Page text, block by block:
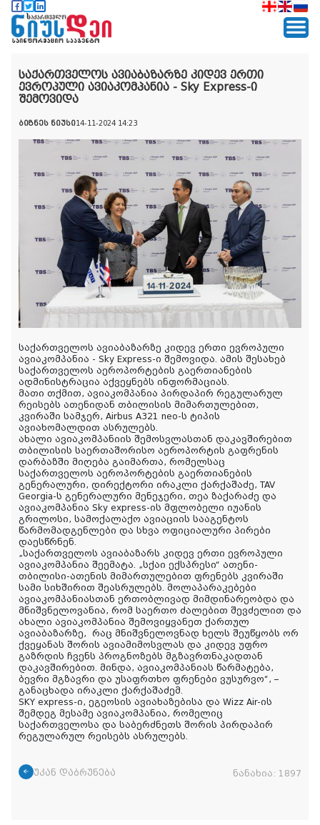
საქართველოს ავიაბაზარზე კიდევ ერთი
ევროპული ავიაკომპანია - Sky Express-ი
შემოვიდა
ბიზნეს ნიუსი14-11-2024 14:23
საქართველოს ავიაბაზარზე კიდევ ერთი ევროპული
ავიაკომპანია - Sky Express-ი შემოვიდა. ამის შესახებ
საქართველოს აეროპორტების გაერთიანების
ადმინისტრაცია აქვეყნებს ინფორმაციას.
მათი თქმით, ავიაკომპანია პირდაპირ რეგულარულ
რეისებს ათენიდან თბილისის მიმართულებით,
კვირაში სამჯერ, Airbus A321 neo-ს ტიპის
ავიახომალდით ასრულებს.
ახალი ავიაკომპანიის შემოსვლასთან დაკავშირებით
თბილისის საერთაშორისო აეროპორტის გაფრენის
დარბაზში მიღება გაიმართა, რომელსაც
საქართველოს აეროპორტების გაერთიანების
გენერალური, დირექტორი ირაკლი ქარქაშაძე, TAV
Georgia-ს გენერალური მენეჯერი, თეა ზაქარაძე და
ავიაკომპანია Sky express-ის მფლობელი იუანის
გრილოსი, სამოქალაქო ავიაციის სააგენტოს
წარმომადგენლები და სხვა ოფიციალური პირები
დაესწრნენ.
„საქართველოს ავიაბაზარს კიდევ ერთი ევროპული
ავიაკომპანია შეემატა. „სქაი ექსპრესი“ ათენი-
თბილისი-ათენის მიმართულებით ფრენებს კვირაში
სამი სიხშირით შეასრულებს. მოლაპარაკებები
ავიაკომპანიასთან ერთობლივად მიმდინარეობდა და
მნიშვნელოვანია, რომ საერთო ძალებით შევძელით და
ახალი ავიაკომპანია შემოვიყვანეთ ქართულ
ავიაბაზარზე, რაც მნიშვნელოვნად ხელს შეუწყობს ორ
ქვეყანას შორის ავიამიმოსვლას და კიდევ უფრო
გაზრდის ჩვენს პროგნოზებს მგზავრთნაკადთან
დაკავშირებით. მინდა, ავიაკომპანიას წარმატება,
ბევრი მგზავრი და უსაფრთხო ფრენები ვუსურვო“, –
განაცხადა ირაკლი ქარქაშაძემ.
SKY express-ი, ეგეოსის ავიახაზებისა და Wizz Air-ის
შემდეგ მესამე ავიაკომპანია, რომელიც
საქართველოსა და საბერძნეთს შორის პირდაპირ
რეგულარულ რეისებს ასრულებს.
უკან დაბრუნება ნანახია: 1897